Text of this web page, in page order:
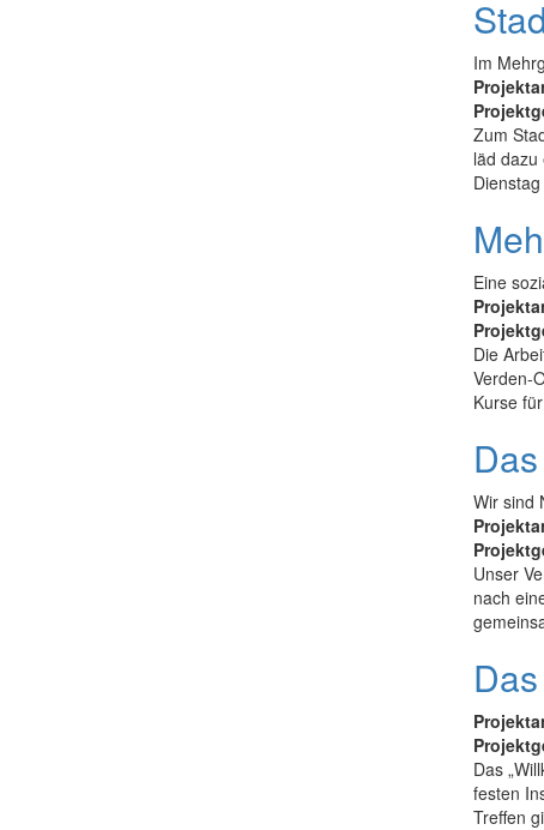
Im
Zum
läd
Eine
Die
Verden-
Kurse
Wir sind
Unser
nach
Das
festen
Treffen